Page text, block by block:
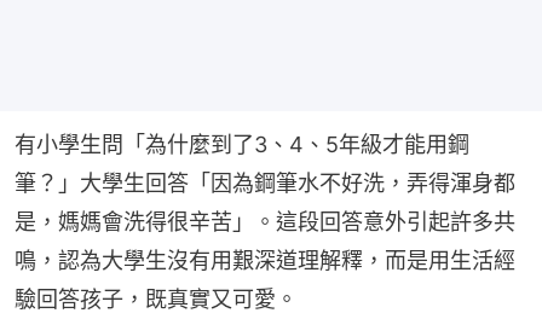
有小學生問「為什麼到了3、4、5年級才能用鋼
筆？」大學生回答「因為鋼筆水不好洗，弄得渾身都
是，媽媽會洗得很辛苦」。這段回答意外引起許多共
鳴，認為大學生沒有用艱深道理解釋，而是用生活經
驗回答孩子，既真實又可愛。